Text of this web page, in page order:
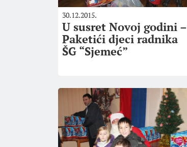
30.12.2015.
U susret Novoj godini –
Paketići djeci radnika
ŠG “Sjemeć”